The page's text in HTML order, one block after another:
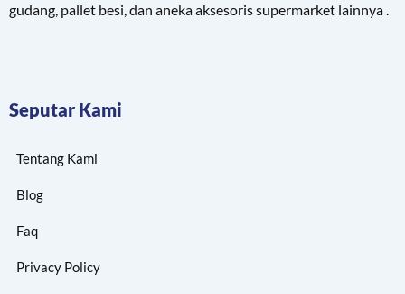
gudang, pallet besi, dan aneka aksesoris supermarket lainnya .
Seputar Kami
Tentang Kami
Blog
Faq
Privacy Policy